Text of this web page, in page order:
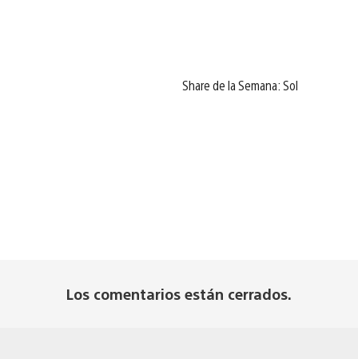
Share de la Semana: Sol
Los comentarios están cerrados.